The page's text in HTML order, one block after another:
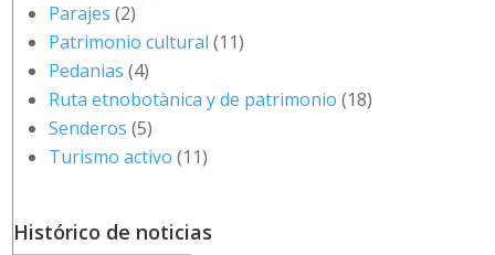
Parajes (2)
Patrimonio cultural (11)
Pedanias (4)
Ruta etnobotànica y de patrimonio (18)
Senderos (5)
Turismo activo (11)
Histórico de noticias